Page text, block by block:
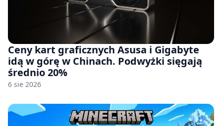
Ceny kart graficznych Asusa i Gigabyte
idą w górę w Chinach. Podwyżki sięgają
średnio 20%
6 sie 2026